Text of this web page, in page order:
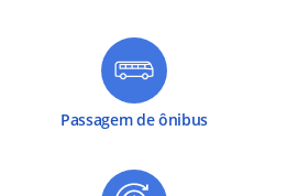
Passagem de ônibus